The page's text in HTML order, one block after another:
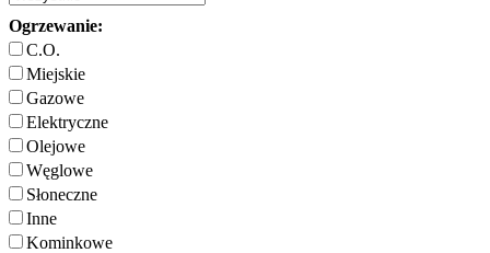
Ogrzewanie:
C.O.
Miejskie
Gazowe
Elektryczne
Olejowe
Węglowe
Słoneczne
Inne
Kominkowe